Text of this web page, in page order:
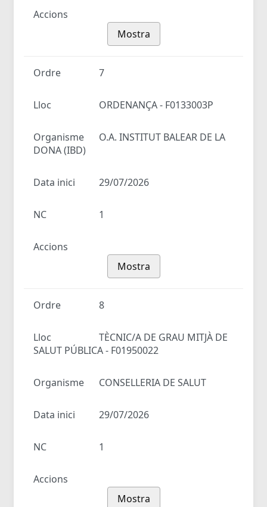
Accions
Mostra
Ordre 7
Lloc ORDENANÇA - F0133003P
Organisme
O.A. INSTITUT BALEAR DE LA
DONA (IBD)
Data inici 29/07/2026
NC 1
Accions
Mostra
Ordre 8
Lloc
TÈCNIC/A DE GRAU MITJÀ DE
SALUT PÚBLICA - F01950022
Organisme CONSELLERIA DE SALUT
Data inici 29/07/2026
NC 1
Accions
Mostra